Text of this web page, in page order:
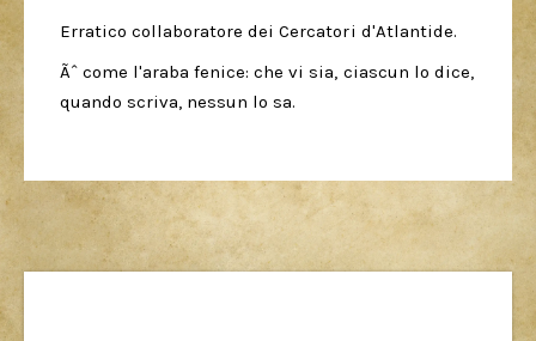
Erratico collaboratore dei Cercatori d'Atlantide.
Ãˆ come l'araba fenice: che vi sia, ciascun lo dice,
quando scriva, nessun lo sa.